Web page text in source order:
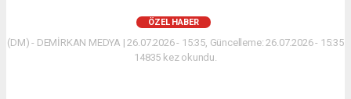
ÖZEL HABER
(DM) - DEMİRKAN MEDYA | 26.07.2026 - 15:35, Güncelleme: 26.07.2026 - 15:35
14835 kez okundu.